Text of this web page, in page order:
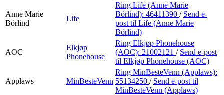
Anne Marie
Börlind
Life
Ring Life (Anne Marie
Börlind): 46411390 / Send e-
post til Life (Anne Marie
Börlind)
AOC
Elkjøp
Phonehouse
Ring Elkjøp Phonehouse
(AOC): 21002121 / Send e-post
til Elkjøp Phonehouse (AOC)
Applaws MinBesteVenn
Ring MinBesteVenn (Applaws):
55134250 / Send e-post til
MinBesteVenn (Applaws)